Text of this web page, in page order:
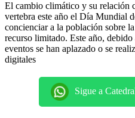
El cambio climático y su relación
vertebra este año el Día Mundial
concienciar a la población sobre
recurso limitado. Este año,
eventos se han aplazado o se
digitales
Sigue a